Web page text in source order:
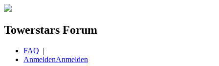
Towerstars Forum
FAQ |
AnmeldenAnmelden